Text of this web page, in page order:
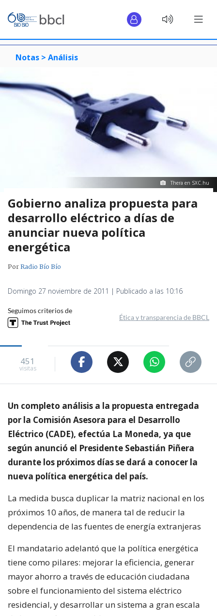
Notas > Análisis
Thera en SXC.hu
Gobierno analiza propuesta para
desarrollo eléctrico a días de
anunciar nueva política
energética
PorRadio Bío Bío
Domingo 27 noviembre de 2011 | Publicado a las 10:16
Seguimos criterios de
Ética y transparencia de BBCL
451
visitas
Un completo análisis a la propuesta entregada
por la Comisión Asesora para el Desarrollo
Eléctrico (CADE), efectúa La Moneda, ya que
según anunció el Presidente Sebastián Piñera
durante los próximos días se dará a conocer la
nueva política energética del país.
La medida busca duplicar la matriz nacional en los
próximos 10 años, de manera tal de reducir la
dependencia de las fuentes de energía extranjeras
El mandatario adelantó que la política energética
tiene como pilares: mejorar la eficiencia, generar
mayor ahorro a través de educación ciudadana
sobre el funcionamiento del sistema eléctrico
residencial, y desarrollar un sistema a gran escala